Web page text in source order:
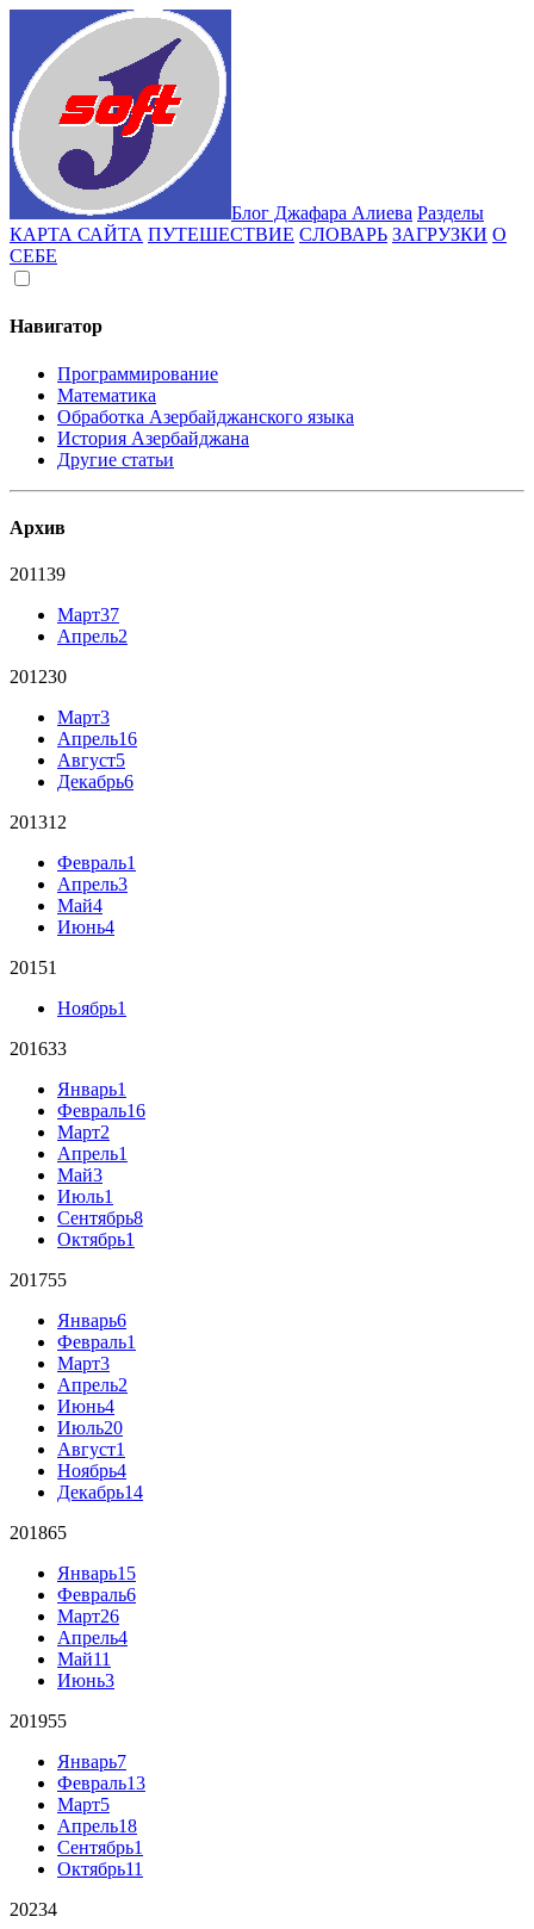
Блог Джафара Алиева Разделы
КАРТА САЙТА ПУТЕШЕСТВИЕ СЛОВАРЬ ЗАГРУЗКИ О
СЕБЕ
Навигатор
Программирование
Математика
Обработка Азербайджанского языка
История Азербайджана
Другие статьи
Архив
201139
Март37
Апрель2
201230
Март3
Апрель16
Август5
Декабрь6
201312
Февраль1
Апрель3
Май4
Июнь4
20151
Ноябрь1
201633
Январь1
Февраль16
Март2
Апрель1
Май3
Июль1
Сентябрь8
Октябрь1
201755
Январь6
Февраль1
Март3
Апрель2
Июнь4
Июль20
Август1
Ноябрь4
Декабрь14
201865
Январь15
Февраль6
Март26
Апрель4
Май11
Июнь3
201955
Январь7
Февраль13
Март5
Апрель18
Сентябрь1
Октябрь11
20234